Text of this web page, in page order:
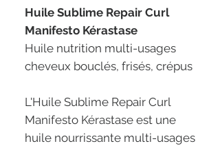
Huile Sublime Repair Curl
Manifesto Kérastase
Huile nutrition multi-usages
cheveux bouclés, frisés, crépus
L'Huile Sublime Repair Curl
Manifesto Kérastase est une
huile nourrissante multi-usages